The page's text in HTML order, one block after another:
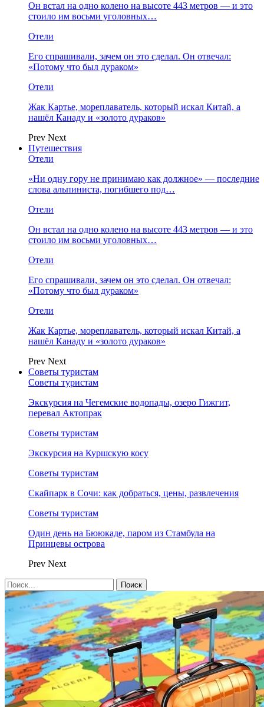
Он встал на одно колено на высоте 443 метров — и это
стоило им восьми уголовных…
Отели
Его спрашивали, зачем он это сделал. Он отвечал:
«Потому что был дураком»
Отели
Жак Картье, мореплаватель, который искал Китай, а
нашёл Канаду и «золото дураков»
Prev Next
Путешествия
Отели
«Ни одну гору не принимаю как должное» — последние
слова альпиниста, погибшего под…
Отели
Он встал на одно колено на высоте 443 метров — и это
стоило им восьми уголовных…
Отели
Его спрашивали, зачем он это сделал. Он отвечал:
«Потому что был дураком»
Отели
Жак Картье, мореплаватель, который искал Китай, а
нашёл Канаду и «золото дураков»
Prev Next
Советы туристам
Советы туристам
Экскурсия на Чегемские водопады, озеро Гижгит,
перевал Актопрак
Советы туристам
Экскурсия на Куршскую косу
Советы туристам
Скайпарк в Сочи: как добраться, цены, развлечения
Советы туристам
Один день на Бююкаде, паром из Стамбула на
Принцевы острова
Prev Next